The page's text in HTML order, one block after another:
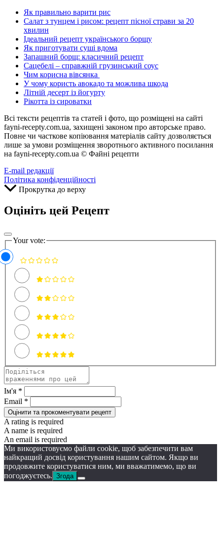
Як правильно варити рис
Салат з тунцем і рисом: рецепт пісної страви за 20
хвилин
Ідеальний рецепт українського борщу
Як приготувати суші вдома
Запашний борщ: класичний рецепт
Сацебелі – справжній грузинський соус
Чим корисна вівсянка
У чому користь авокадо та можлива шкода
Літній десерт із йогурту
Рікотта із сироватки
Всі тексти рецептів та статей і фото, що розміщені на сайті
fayni-recepty.com.ua, захищені законом про авторське право.
Повне чи часткове копіювання матеріалів сайту дозволяється
лише за умови розміщення зворотнього активного посилання
на fayni-recepty.com.ua © Файні рецепти
E-mail редакції
Політика конфіденційності
Прокрутка до верху
Оцініть цей Рецепт
Your vote:
Ім'я *
Email *
Оцінити та прокоментувати рецепт
A rating is required
A name is required
An email is required
Ми використовуємо файли cookie, щоб забезпечити вам
найкращий досвід користування нашим сайтом. Якщо ви
продовжите користуватися ним, ми вважатимемо, що ви
погоджуєтесь. Згода